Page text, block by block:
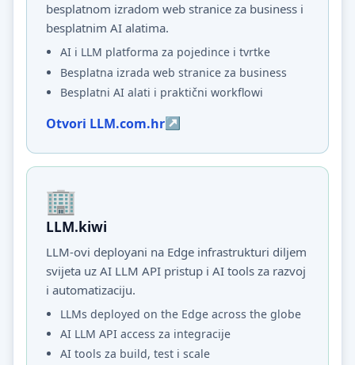
besplatnom izradom web stranice za business i
besplatnim AI alatima.
AI i LLM platforma za pojedince i tvrtke
Besplatna izrada web stranice za business
Besplatni AI alati i praktični workflowi
Otvori LLM.com.hr
LLM.kiwi
LLM-ovi deployani na Edge infrastrukturi diljem
svijeta uz AI LLM API pristup i AI tools za razvoj
i automatizaciju.
LLMs deployed on the Edge across the globe
AI LLM API access za integracije
AI tools za build, test i scale